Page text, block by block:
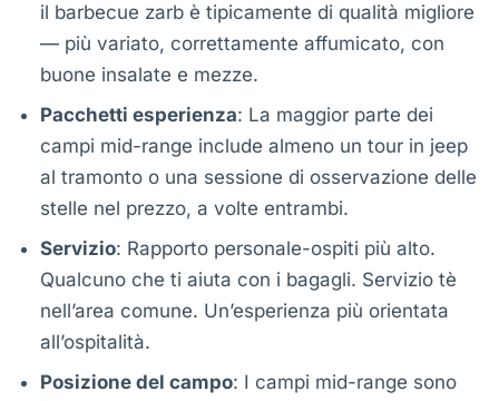
il barbecue zarb è tipicamente di qualità migliore
— più variato, correttamente affumicato, con
buone insalate e mezze.
Pacchetti esperienza: La maggior parte dei
campi mid-range include almeno un tour in jeep
al tramonto o una sessione di osservazione delle
stelle nel prezzo, a volte entrambi.
Servizio: Rapporto personale-ospiti più alto.
Qualcuno che ti aiuta con i bagagli. Servizio tè
nell’area comune. Un’esperienza più orientata
all’ospitalità.
Posizione del campo: I campi mid-range sono